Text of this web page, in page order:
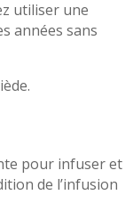
utiliser une
années sans
pour infuser et
de l’infusion